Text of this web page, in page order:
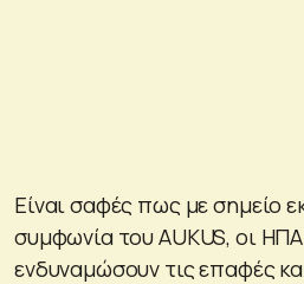
Είναι σαφές πως με σημείο
συμφωνία του AUKUS, οι
ενδυναμώσουν τις επαφές